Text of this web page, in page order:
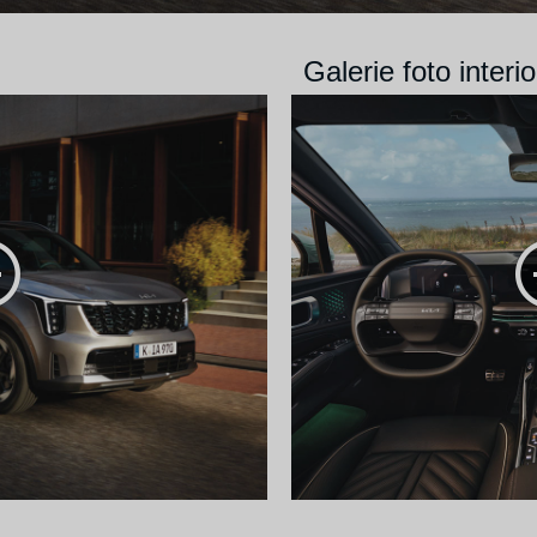
Galerie foto